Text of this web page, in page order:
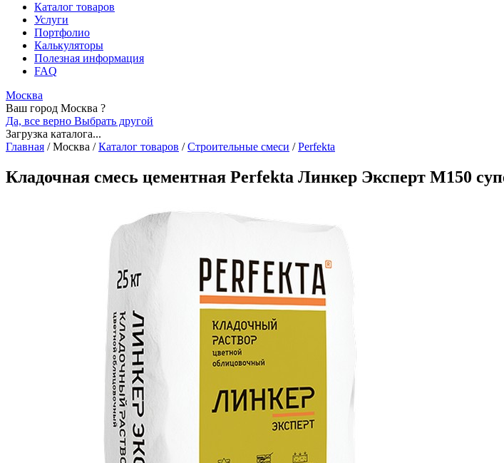
Каталог товаров
Услуги
Портфолио
Калькуляторы
Полезная информация
FAQ
Москва
Ваш город Москва ?
Да, все верно Выбрать другой
Загрузка каталога...
Главная /Москва / Каталог товаров / Строительные смеси / Perfekta
Кладочная смесь цементная Perfekta Линкер Эксперт М150